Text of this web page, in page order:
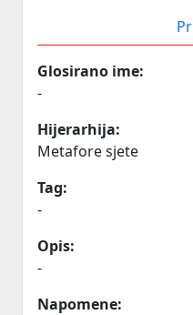
Glosirano ime:
-
Hijerarhija:
Metafore sjete
Tag:
-
Opis:
-
Napomene: